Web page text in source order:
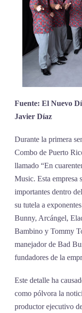
Fuente: El Nuevo
Javier Díaz
Durante la primera
Combo de Puerto
llamado “En
Music. Esta empresa
importantes dentro
su tutela a
Bunny, Arcángel,
Bambino y Tommy
manejador de Bad
fundadores de la
Este detalle ha
como pólvora la
productor ejecutivo